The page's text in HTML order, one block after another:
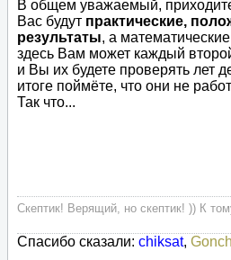
В общем уважаемый,
Вас будут практические,
результаты, а
здесь Вам может каждый
и Вы их будете проверять лет
итоге поймёте, что они не
Так что...
Скептик! Верящий, но скептик! )) К
Спасибо сказали: chiksat,